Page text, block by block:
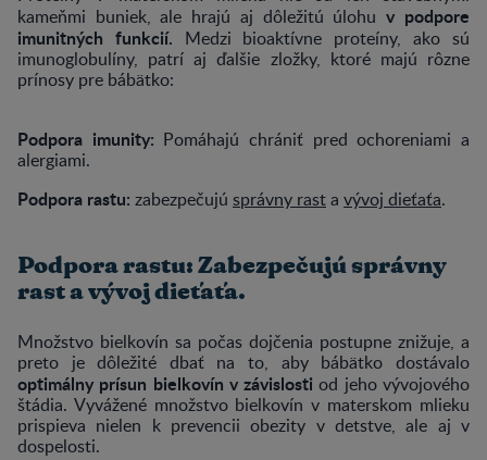
kameňmi buniek, ale hrajú aj dôležitú úlohuv podpore
imunitných funkcií. Medzi bioaktívne proteíny, ako sú
imunoglobulíny, patrí aj ďalšie zložky, ktoré majú rôzne
prínosy pre bábätko:
Podpora imunity: Pomáhajú chrániť pred ochoreniami a
alergiami.
Podpora rastu: zabezpečujú správny rasta vývoj dieťaťa.
Podpora rastu: Zabezpečujú správny
rast a vývoj dieťaťa.
Množstvo bielkovín sa počas dojčenia postupne znižuje, a
preto je dôležité dbať na to, aby bábätko dostávalo
optimálny prísun bielkovín v závislosti od jeho vývojového
štádia. Vyvážené množstvo bielkovín v materskom mlieku
prispieva nielen k prevencii obezity v detstve, ale aj v
dospelosti.